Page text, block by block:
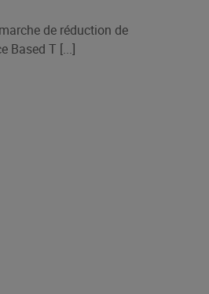
de réduction de
Based T [...]